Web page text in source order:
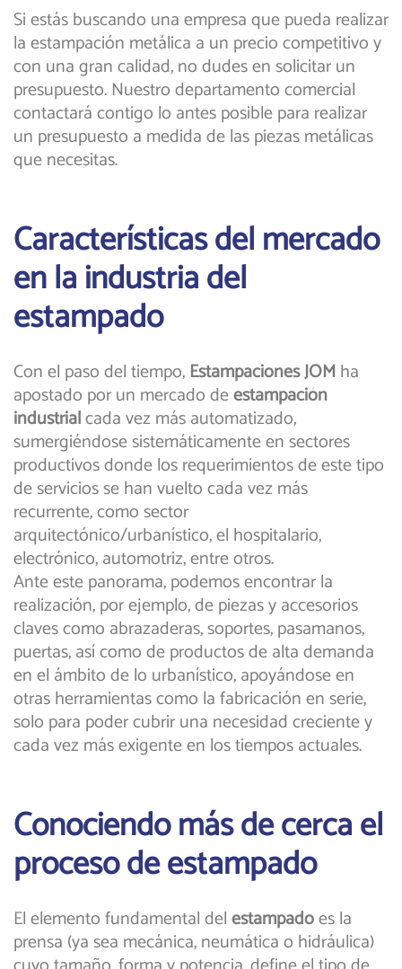
Si estás buscando una empresa que pueda realizar
la estampación metálica a un precio competitivo y
con una gran calidad, no dudes en solicitar un
presupuesto. Nuestro departamento comercial
contactará contigo lo antes posible para realizar
un presupuesto a medida de las piezas metálicas
que necesitas.
Características del mercado
en la industria del
estampado
Con el paso del tiempo, Estampaciones JOMha
apostado por un mercado deestampación
industrialcada vez más automatizado,
sumergiéndose sistemáticamente en sectores
productivos donde los requerimientos de este tipo
de servicios se han vuelto cada vez más
recurrente, como sector
arquitectónico/urbanístico, el hospitalario,
electrónico, automotriz, entre otros.
Ante este panorama, podemos encontrar la
realización, por ejemplo, de piezas y accesorios
claves como abrazaderas, soportes, pasamanos,
puertas, así como de productos de alta demanda
en el ámbito de lo urbanístico, apoyándose en
otras herramientas como la fabricación en serie,
solo para poder cubrir una necesidad creciente y
cada vez más exigente en los tiempos actuales.
Conociendo más de cerca el
proceso de estampado
El elemento fundamental delestampadoes la
prensa (ya sea mecánica, neumática o hidráulica)